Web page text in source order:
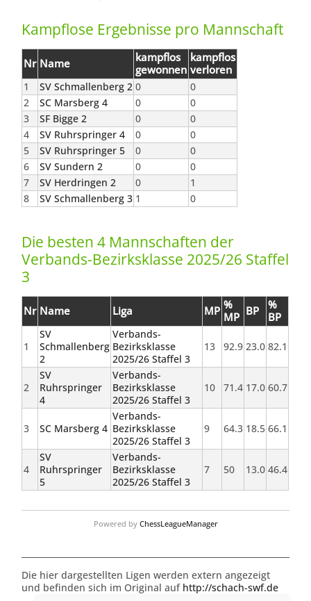
Kampflose Ergebnisse pro Mannschaft
Nr Name
kampflos
gewonnen
kampflos
verloren
1 SV Schmallenberg 2 0
0
2
SC Marsberg 4 0
0
3
SF Bigge 2 0
0
4
SV Ruhrspringer 4 0
0
5
SV Ruhrspringer 5 0
0
6
SV Sundern 2 0
0
7
SV Herdringen 2 0
1
8
SV Schmallenberg 3 1 0
Die besten 4 Mannschaften der
Verbands-Bezirksklasse 2025/26 Staffel
3
Nr Name Liga MP %
MP BP
%
BP
1
SV
Schmallenberg
2
Verbands-
Bezirksklasse
2025/26 Staffel 3
13 92.9 23.0 82.1
2
SV
Ruhrspringer
4
Verbands-
Bezirksklasse
2025/26 Staffel 3
10 71.4 17.0 60.7
3 SC Marsberg 4
Verbands-
Bezirksklasse
2025/26 Staffel 3
9 64.3 18.5 66.1
4
SV
Ruhrspringer
5
Verbands-
Bezirksklasse
2025/26 Staffel 3
7 50 13.0 46.4
Powered by ChessLeagueManager
Die hier dargestellten Ligen werden extern angezeigt
und befinden sich im Original auf http://schach-swf.de